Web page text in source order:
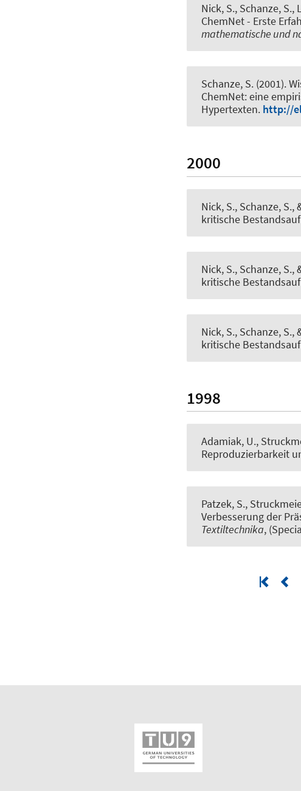
Nick, S., Schanze, S.,
ChemNet - Erste
mathematische und
Schanze, S. (2001).
ChemNet: eine
Hypertexten. http://
2000
Nick, S., Schanze, S.,
kritische
Nick, S., Schanze, S.,
kritische
Nick, S., Schanze, S.,
kritische
1998
Adamiak, U.,
Reproduzierbarkeit
Patzek, S.,
Verbesserung der
Textiltechnika,